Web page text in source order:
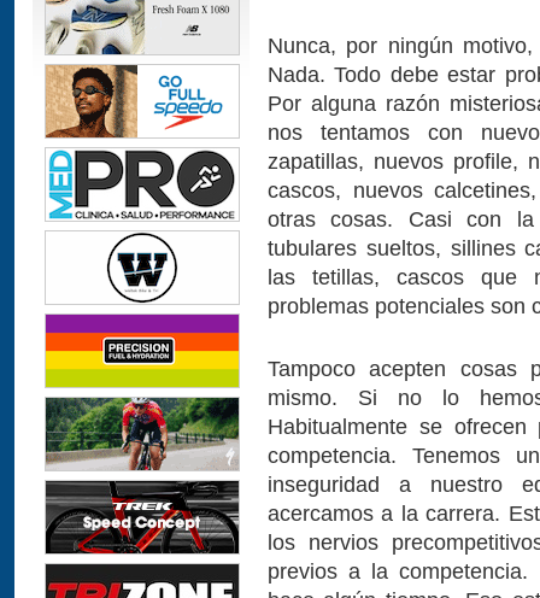
Nunca, por ningún
Nada. Todo debe estar
Por alguna razón
nos tentamos con
zapatillas, nuevos profile,
cascos, nuevos
otras cosas. Casi con la
tubulares sueltos, sillines
las tetillas, cascos que
problemas potenciales son
Tampoco acepten
mismo. Si no lo
Habitualmente se
competencia. Tenemos
inseguridad a nuestro
acercamos a la carrera.
los nervios
previos a la